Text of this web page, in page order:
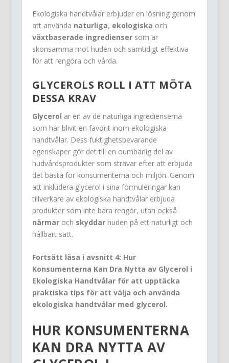
Ekologiska handtvålar erbjuder en lösning genom
att använda naturliga, ekologiska och
växtbaserade ingrediensersom är
skonsamma mot huden och samtidigt effektiva
för att rengöra och vårda.
GLYCEROLS ROLL I ATT MÖTA
DESSA KRAV
Glycerol är en av de naturliga ingredienserna
som har blivit en favorit inom ekologiska
handtvålar. Dess fuktighetsbevarande
egenskaper gör det till en oumbärlig del av
hudvårdsprodukter som strävar efter att erbjuda
det bästa för konsumenterna och miljön. Genom
att inkludera glycerol i sina formuleringar kan
tillverkare av ekologiska handtvålar erbjuda
produkter som inte bara rengör, utan också
närmaroch skyddarhuden på ett naturligt och
hållbart sätt.
Fortsätt läsa i avsnitt 4: Hur
Konsumenterna Kan Dra Nytta av Glycerol i
Ekologiska Handtvålar för att upptäcka
praktiska tips för att välja och använda
ekologiska handtvålar med glycerol.
HUR KONSUMENTERNA
KAN DRA NYTTA AV